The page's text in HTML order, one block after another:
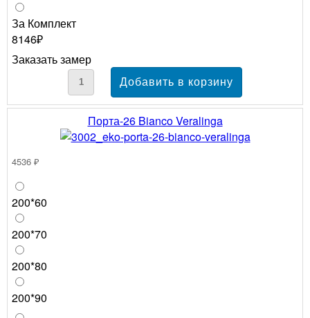
За Комплект
8146₽
Заказать замер
Порта-26 Bianco Veralinga
4536 ₽
200*60
200*70
200*80
200*90